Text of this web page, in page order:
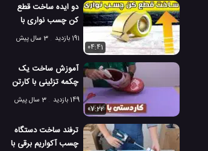
دو ایده ساخت قطع
کن چسب نواری با
کارتن مقوایی
191 بازدید
3 سال پیش
04:41
آموزش ساخت یک
چکمه تزئینی با کارتن
و چسب!
149 بازدید
3 سال پیش
07:22
ترفند ساخت دستگاه
چسب آکواریم برقی با